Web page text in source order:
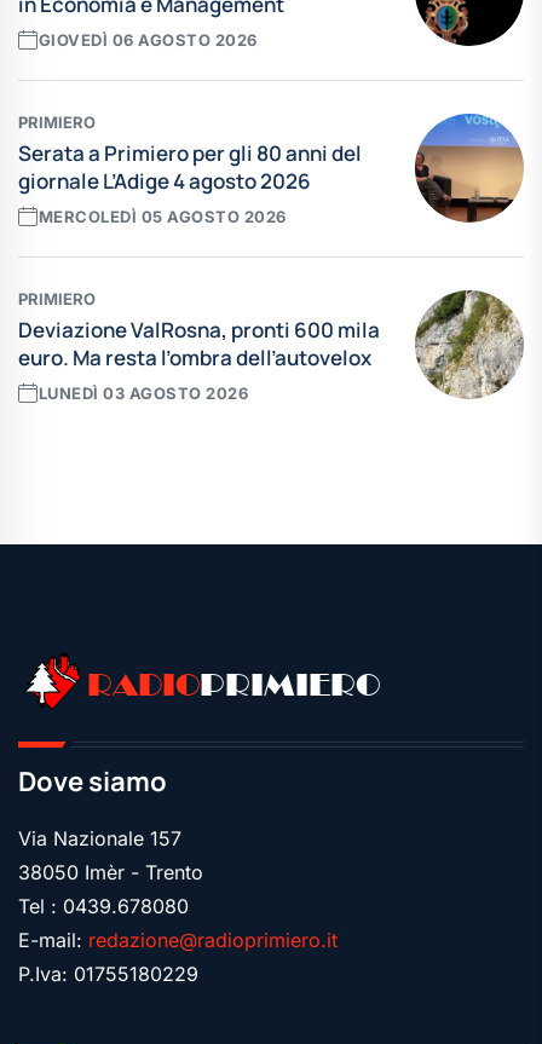
GIOVEDÌ 06 AGOSTO 2026
PRIMIERO
Serata a Primiero per gli 80 anni del
giornale L’Adige 4 agosto 2026
MERCOLEDÌ 05 AGOSTO 2026
PRIMIERO
Deviazione ValRosna, pronti 600 mila
euro. Ma resta l’ombra dell’autovelox
LUNEDÌ 03 AGOSTO 2026
RADIOPRIMIERO
Dove siamo
Via Nazionale 157
38050 Imèr - Trento
Tel : 0439.678080
E-mail: redazione@radioprimiero.it
P.Iva: 01755180229